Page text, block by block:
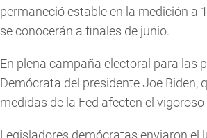
permaneció estable en la medición a
se conocerán a finales de junio.
En plena campaña electoral para las
Demócrata del presidente Joe Biden,
medidas de la Fed afecten el
Legisladores demócratas enviaron el